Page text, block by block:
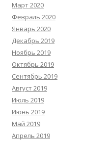
Март 2020
Февраль 2020
Январь 2020
Декабрь 2019
Ноябрь 2019
Октябрь 2019
Сентябрь 2019
Август 2019
Июль 2019
Июнь 2019
Май 2019
Апрель 2019